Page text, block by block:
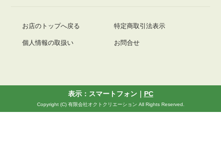
お店のトップへ戻る 特定商取引法表示
個人情報の取扱い お問合せ
表示：スマートフォン｜ PC
Copyright (C) 有限会社オクトクリエーション All Rights Reserved.